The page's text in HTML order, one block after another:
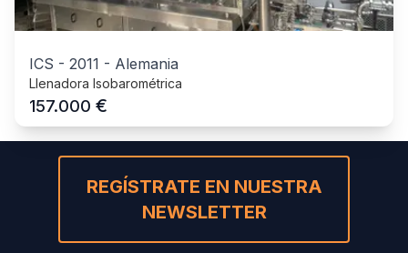
ICS - 2011 - Alemania
Llenadora Isobarométrica
157.000 €
REGÍSTRATE EN NUESTRA
NEWSLETTER